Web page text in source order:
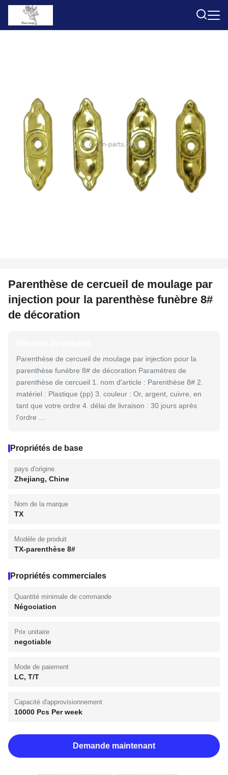
Parenthèse de cercueil de moulage par
injection pour la parenthèse funèbre 8#
de décoration
Parenthèse de cercueil de moulage par injection pour la
parenthèse funèbre 8# de décoration Paramètres de
parenthèse de cercueil 1. nom d'article : Parenthèse 8# 2.
matériel : Plastique (pp) 3. couleur : Or, argent, cuivre, en
tant que votre ordre 4. délai de livraison : 30 jours après
l'ordre ...
Propriétés de base
pays d'origine
Zhejiang, Chine
Nom de la marque
TX
Modèle de produit
TX-parenthèse 8#
Propriétés commerciales
Quantité minimale de commande
Négociation
Prix unitaire
negotiable
Mode de paiement
LC, T/T
Capacité d'approvisionnement
10000 Pcs Per week
Demande maintenant